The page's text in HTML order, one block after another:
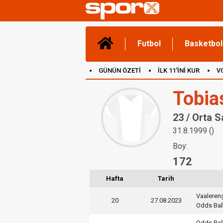
Futbol Basketbol
GÜNÜN ÖZETİ İLK 11'İNİ KUR
23 / Orta
31.8.1999 ()
Boy:
172
Hafta Tarih
20 27.08.2023
Odds